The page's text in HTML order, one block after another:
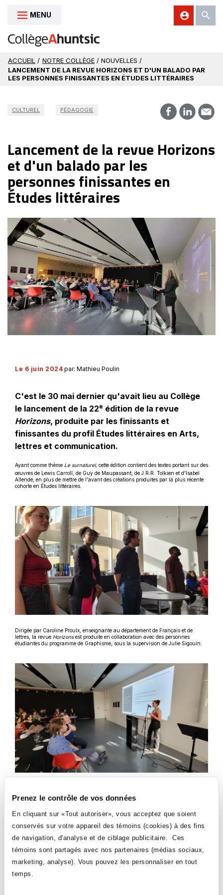
Prenez le contrôle de vos données
En cliquant sur «Tout autoriser», vous acceptez que soient
conservés sur votre appareil des témoins (cookies) à des fins
de navigation, d'analyse et de ciblage publicitaire. Ces
témoins sont partagés avec nos partenaires (médias sociaux,
marketing, analyse). Vous pouvez les personnaliser en tout
temps.
Aller au contenu
MENU
ACCUEIL / NOTRE COLLÈGE / NOUVELLES /
LANCEMENT DE LA REVUE HORIZONS ET D'UN BALADO PAR
LES PERSONNES FINISSANTES EN ÉTUDES LITTÉRAIRES
CULTUREL PÉDAGOGIE
Lancement de la revue Horizons
et d'un balado par les
personnes finissantes en
Études littéraires
Le 6 juin 2024 par: Mathieu Poulin
C'est le 30 mai dernier qu'avait lieu au Collège
le lancement de la 22e édition de la revue
Horizons, produite par les finissants et
finissantes du profil Études littéraires en Arts,
lettres et communication.
Ayant comme thème Le surnaturel, cette édition contient des textes portant sur des
œuvres de Lewis Carroll, de Guy de Maupassant, de J.R.R. Tolkien et d'Isabel
Allende, en plus de mettre de l'avant des créations produites par la plus récente
cohorte en Études littéraires.
Dirigée par Caroline Proulx, enseignante au département de Français et de
lettres, la revue Horizonsest produite en collaboration avec des personnes
étudiantes du programme de Graphisme, sous la supervision de Julie Sigouin.